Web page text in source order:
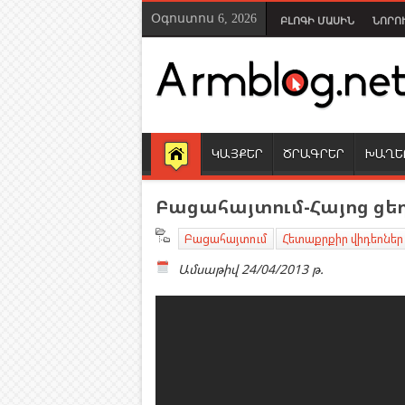
Օգոստոս 6, 2026 ԲԼՈԳԻ ՄԱՍԻՆ
ԿԱՅՔԵՐ ԾՐԱԳՐԵՐ
Բացահայտում-Հայոց
Բացահայտում Հետաքրքիր վիդեոներ
Ամսաթիվ 24/04/2013 թ.